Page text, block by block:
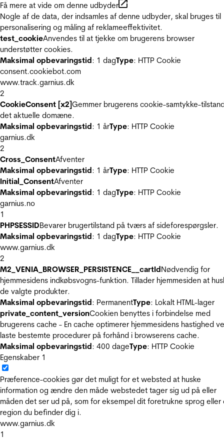
Få mere at vide om denne udbyder
Nogle af de data, der indsamles af denne udbyder, skal bruges til
personalisering og måling af reklameeffektivitet.
test_cookieAnvendes til at tjekke om brugerens browser
understøtter cookies.
Maksimal opbevaringstid: 1 dagType: HTTP Cookie
consent.cookiebot.com
www.track.garnius.dk
2
CookieConsent [x2]Gemmer brugerens cookie-samtykke-
det aktuelle domæne.
Maksimal opbevaringstid: 1 årType: HTTP Cookie
garnius.dk
2
Cross_ConsentAfventer
Maksimal opbevaringstid: 1 årType: HTTP Cookie
Initial_ConsentAfventer
Maksimal opbevaringstid: 1 dagType: HTTP Cookie
garnius.no
1
PHPSESSIDBevarer brugertilstand på tværs af sideforespørgsler.
Maksimal opbevaringstid: 1 dagType: HTTP Cookie
www.garnius.dk
2
M2_VENIA_BROWSER_PERSISTENCE__cartIdNødvendig for
hjemmesidens indkøbsvogns-funktion. Tillader hjemmesiden at
de valgte produkter.
Maksimal opbevaringstid: PermanentType: Lokalt HTML-lager
private_content_versionCookien benyttes i forbindelse med
brugerens cache - En cache optimerer hjemmesidens hastighed
laste bestemte procedurer på forhånd i browserens cache.
Maksimal opbevaringstid: 400 dageType: HTTP Cookie
Egenskaber 1
Præference-cookies gør det muligt for et websted at huske
information og ændre den måde webstedet tager sig ud på eller
måden det ser ud på, som for eksempel dit foretrukne sprog eller
region du befinder dig i.
www.garnius.dk
1